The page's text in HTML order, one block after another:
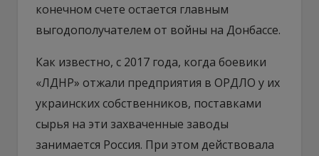
конечном счете остается главным
выгодополучателем от войны на Донбассе.
Как известно, с 2017 года, когда боевики
«ЛДНР» отжали предприятия в ОРДЛО у их
украинских собственников, поставками
сырья на эти захваченные заводы
занимается Россия. При этом действовала